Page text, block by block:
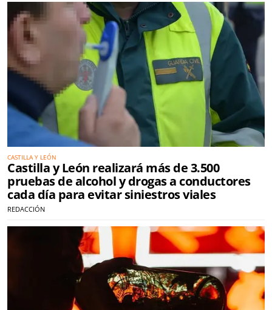
CASTILLA Y LEÓN
Castilla y León realizará más de 3.500
pruebas de alcohol y drogas a conductores
cada día para evitar siniestros viales
REDACCIÓN